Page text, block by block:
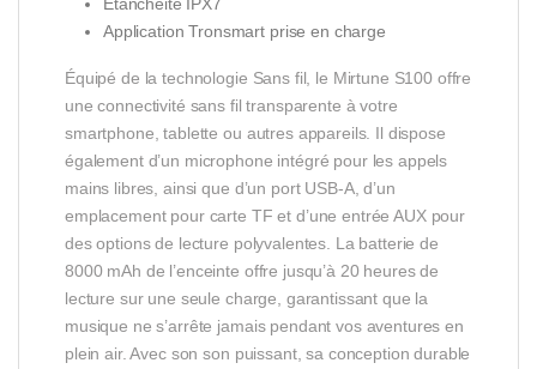
Application Tronsmart prise en charge
Équipé de la technologie Sans fil, le Mirtune S100 offre
une connectivité sans fil transparente à votre
smartphone, tablette ou autres appareils. Il dispose
également d’un microphone intégré pour les appels
mains libres, ainsi que d’un port USB-A, d’un
emplacement pour carte TF et d’une entrée AUX pour
des options de lecture polyvalentes. La batterie de
8000 mAh de l’enceinte offre jusqu’à 20 heures de
lecture sur une seule charge, garantissant que la
musique ne s’arrête jamais pendant vos aventures en
plein air. Avec son son puissant, sa conception durable